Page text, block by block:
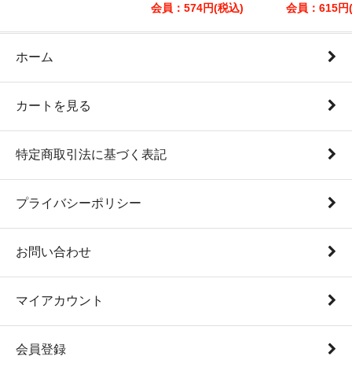
会員：574円(税込)
会員：615円
ホーム
カートを見る
特定商取引法に基づく表記
プライバシーポリシー
お問い合わせ
マイアカウント
会員登録